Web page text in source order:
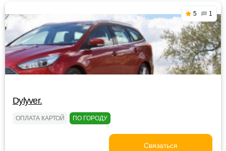
5 1
Dylyver.
ОПЛАТА КАРТОЙ ПО ГОРОДУ
Связаться